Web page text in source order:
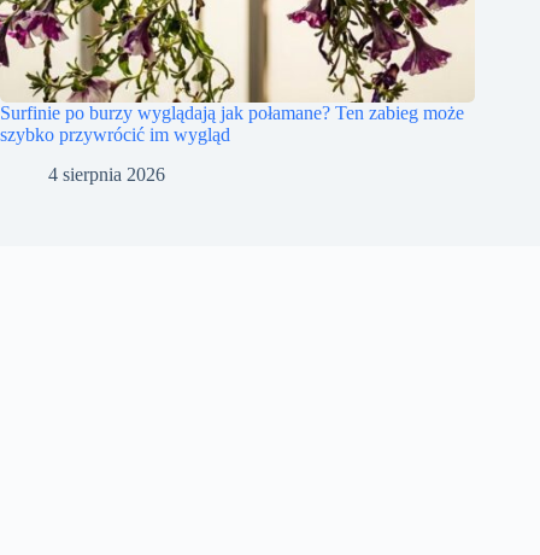
Surfinie po burzy wyglądają jak połamane? Ten zabieg może
szybko przywrócić im wygląd
4 sierpnia 2026